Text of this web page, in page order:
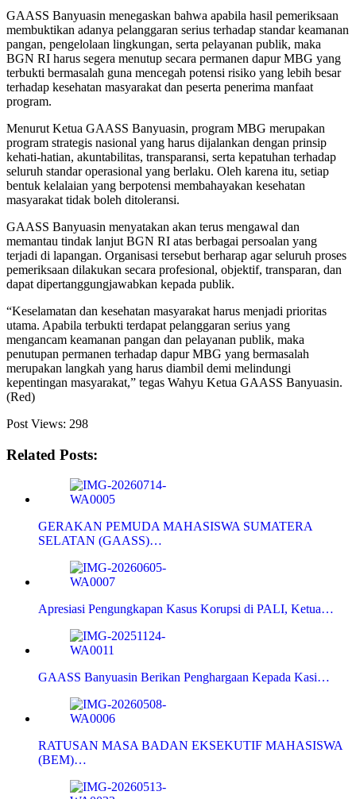
GAASS Banyuasin menegaskan bahwa apabila hasil pemeriksaan
membuktikan adanya pelanggaran serius terhadap standar keamanan
pangan, pengelolaan lingkungan, serta pelayanan publik, maka
BGN RI harus segera menutup secara permanen dapur MBG yang
terbukti bermasalah guna mencegah potensi risiko yang lebih besar
terhadap kesehatan masyarakat dan peserta penerima manfaat
program.
Menurut Ketua GAASS Banyuasin, program MBG merupakan
program strategis nasional yang harus dijalankan dengan prinsip
kehati-hatian, akuntabilitas, transparansi, serta kepatuhan terhadap
seluruh standar operasional yang berlaku. Oleh karena itu, setiap
bentuk kelalaian yang berpotensi membahayakan kesehatan
masyarakat tidak boleh ditoleransi.
GAASS Banyuasin menyatakan akan terus mengawal dan
memantau tindak lanjut BGN RI atas berbagai persoalan yang
terjadi di lapangan. Organisasi tersebut berharap agar seluruh proses
pemeriksaan dilakukan secara profesional, objektif, transparan, dan
dapat dipertanggungjawabkan kepada publik.
“Keselamatan dan kesehatan masyarakat harus menjadi prioritas
utama. Apabila terbukti terdapat pelanggaran serius yang
mengancam keamanan pangan dan pelayanan publik, maka
penutupan permanen terhadap dapur MBG yang bermasalah
merupakan langkah yang harus diambil demi melindungi
kepentingan masyarakat,” tegas Wahyu Ketua GAASS Banyuasin.
(Red)
Post Views: 298
Related Posts:
GERAKAN PEMUDA MAHASISWA SUMATERA
SELATAN (GAASS)…
Apresiasi Pengungkapan Kasus Korupsi di PALI, Ketua…
GAASS Banyuasin Berikan Penghargaan Kepada Kasi…
RATUSAN MASA BADAN EKSEKUTIF MAHASISWA
(BEM)…